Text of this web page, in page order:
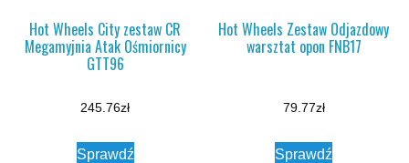
Hot Wheels City zestaw CR
Megamyjnia Atak Ośmiornicy
GTT96
245.76zł
Sprawdź
Hot Wheels Zestaw Odjazdowy
warsztat opon FNB17
79.77zł
Sprawdź